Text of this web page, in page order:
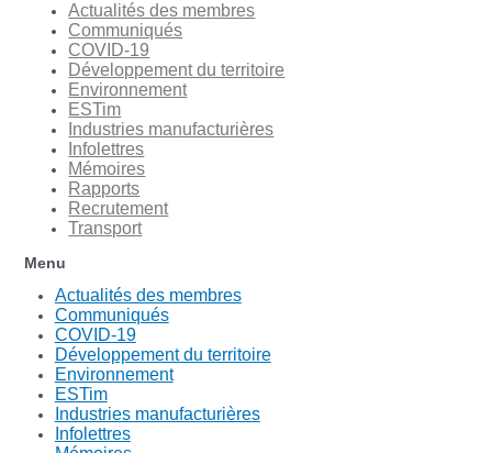
Actualités des membres
Communiqués
COVID-19
Développement du territoire
Environnement
ESTim
Industries manufacturières
Infolettres
Mémoires
Rapports
Recrutement
Transport
Menu
Actualités des membres
Communiqués
COVID-19
Développement du territoire
Environnement
ESTim
Industries manufacturières
Infolettres